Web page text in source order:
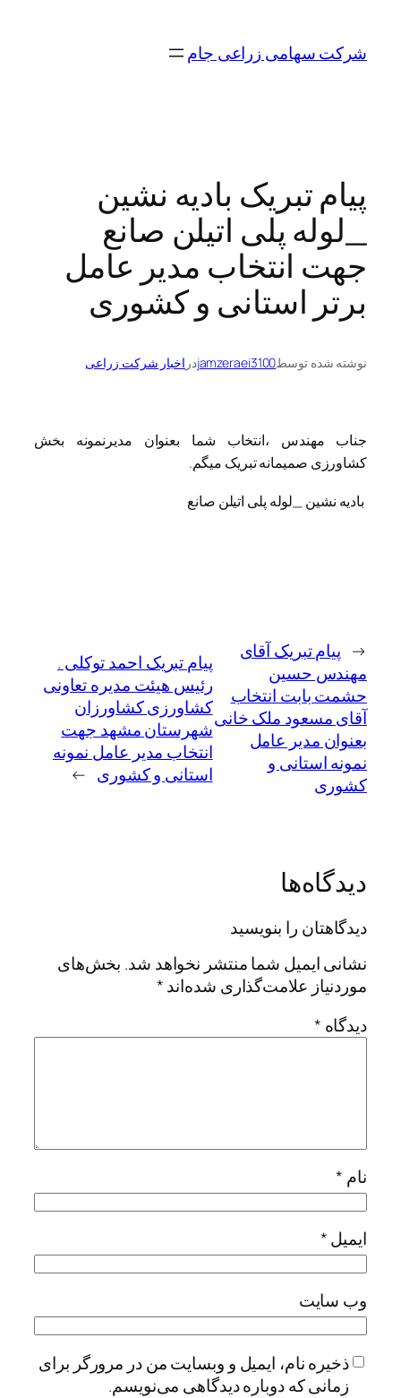
محتواشرکت سهامی زراعی جام
پیام تبریک بادیه نشین
_لوله پلی اتیلن صانع
جهت انتخاب مدیر عامل
برتر استانی و کشوری
نوشته شده توسطjamzeraei3100در اخبار شرکت زراعی
جناب مهندس ،انتخاب شما بعنوان مدیرنمونه بخش
کشاورزی صمیمانه تبریک میگم.
بادیه نشین _لوله پلی اتیلن صانع
← پیام تبریک آقای
مهندس حسین
حشمت بابت انتخاب
آقای مسعود ملک خانی
بعنوان مدیر عامل
نمونه استانی و
کشوری
پیام تبریک احمد توکلی .
رئیس هیئت مدیره تعاونی
کشاورزی کشاورزان
شهرستان مشهد جهت
انتخاب مدیر عامل نمونه
استانی و کشوری →
دیدگاه‌ها
دیدگاهتان را بنویسید
نشانی ایمیل شما منتشر نخواهد شد. بخش‌های
موردنیاز علامت‌گذاری شده‌اند*
دیدگاه *
نام *
ایمیل*
وب‌ سایت
ذخیره نام، ایمیل و وبسایت من در مرورگر برای
زمانی که دوباره دیدگاهی می‌نویسم.